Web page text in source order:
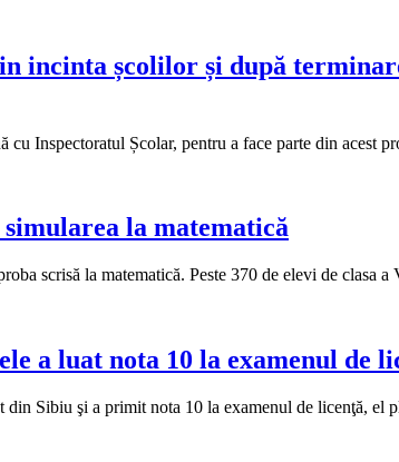
incinta școlilor și după
Inspectoratul Școlar, pentru a face parte din acest
la matematică
scrisă la matematică. Peste 370 de elevi de clasa
a luat nota 10 la examenul de
din Sibiu şi a primit nota 10 la examenul de licenţă, el